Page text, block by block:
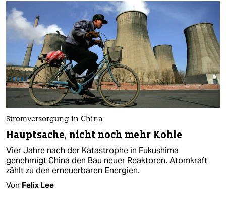
Stromversorgung in China
Hauptsache, nicht noch mehr Kohle
Vier Jahre nach der Katastrophe in Fukushima
genehmigt China den Bau neuer Reaktoren. Atomkraft
zählt zu den erneuerbaren Energien.
Von Felix Lee